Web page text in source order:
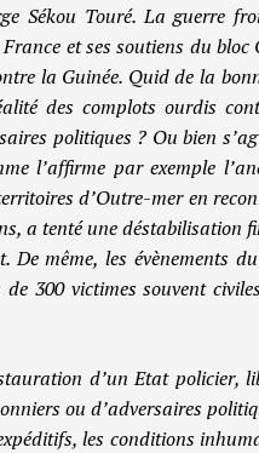
Sékou Touré. La guerre
et ses soutiens du
la Guinée. Quid de la
des complots ourdis
politiques ? Ou bien
l’affirme par exemple
d’Outre-mer en
a tenté une déstabilisation
De même, les évènements
300 victimes souvent
d’un Etat policier,
ou d’adversaires
les conditions